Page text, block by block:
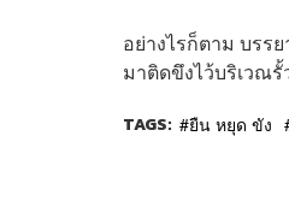
อย่างไรก็ตาม บรร
มาติดขึงไว้บริเวณ
TAGS: ยืน หยุด ขัง